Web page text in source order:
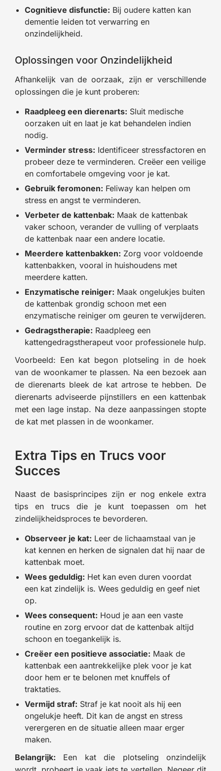
Cognitieve disfunctie: Bij oudere katten kan
dementie leiden tot verwarring en
onzindelijkheid.
Oplossingen voor Onzindelijkheid
Afhankelijk van de oorzaak, zijn er verschillende
oplossingen die je kunt proberen:
Raadpleeg een dierenarts: Sluit medische
oorzaken uit en laat je kat behandelen indien
nodig.
Verminder stress: Identificeer stressfactoren en
probeer deze te verminderen. Creëer een veilige
en comfortabele omgeving voor je kat.
Gebruik feromonen: Feliway kan helpen om
stress en angst te verminderen.
Verbeter de kattenbak: Maak de kattenbak
vaker schoon, verander de vulling of verplaats
de kattenbak naar een andere locatie.
Meerdere kattenbakken: Zorg voor voldoende
kattenbakken, vooral in huishoudens met
meerdere katten.
Enzymatische reiniger: Maak ongelukjes buiten
de kattenbak grondig schoon met een
enzymatische reiniger om geuren te verwijderen.
Gedragstherapie: Raadpleeg een
kattengedragstherapeut voor professionele hulp.
Voorbeeld: Een kat begon plotseling in de hoek
van de woonkamer te plassen. Na een bezoek aan
de dierenarts bleek de kat artrose te hebben. De
dierenarts adviseerde pijnstillers en een kattenbak
met een lage instap. Na deze aanpassingen stopte
de kat met plassen in de woonkamer.
Extra Tips en Trucs voor
Succes
Naast de basisprincipes zijn er nog enkele extra
tips en trucs die je kunt toepassen om het
zindelijkheidsproces te bevorderen.
Observeer je kat: Leer de lichaamstaal van je
kat kennen en herken de signalen dat hij naar de
kattenbak moet.
Wees geduldig: Het kan even duren voordat
een kat zindelijk is. Wees geduldig en geef niet
op.
Wees consequent: Houd je aan een vaste
routine en zorg ervoor dat de kattenbak altijd
schoon en toegankelijk is.
Creëer een positieve associatie: Maak de
kattenbak een aantrekkelijke plek voor je kat
door hem er te belonen met knuffels of
traktaties.
Vermijd straf: Straf je kat nooit als hij een
ongelukje heeft. Dit kan de angst en stress
verergeren en de situatie alleen maar erger
maken.
Belangrijk: Een kat die plotseling onzindelijk